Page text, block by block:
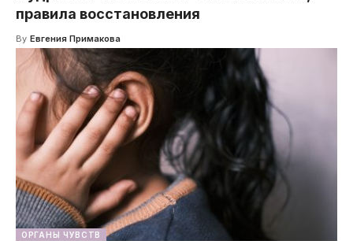
правила восстановления
By Евгения Примакова
ОРГАНЫ ЧУВСТВ